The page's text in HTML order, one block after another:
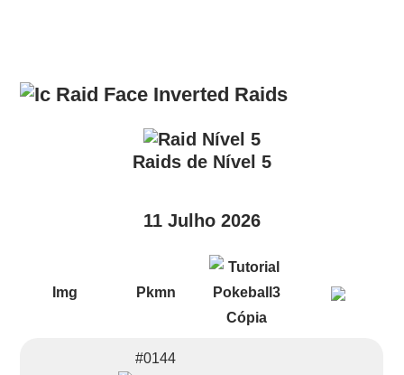
Raids
Raids de Nível 5
11 Julho 2026
Img Pkmn
#0144